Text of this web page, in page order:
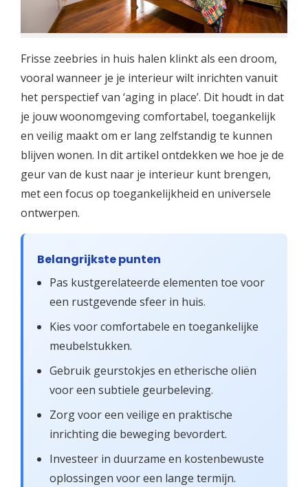
Frisse zeebries in huis halen klinkt als een droom,
vooral wanneer je je interieur wilt inrichten vanuit
het perspectief van ‘aging in place’. Dit houdt in dat
je jouw woonomgeving comfortabel, toegankelijk
en veilig maakt om er lang zelfstandig te kunnen
blijven wonen. In dit artikel ontdekken we hoe je de
geur van de kust naar je interieur kunt brengen,
met een focus op toegankelijkheid en universele
ontwerpen.
Belangrijkste punten
Pas kustgerelateerde elementen toe voor
een rustgevende sfeer in huis.
Kies voor comfortabele en toegankelijke
meubelstukken.
Gebruik geurstokjes en etherische oliën
voor een subtiele geurbeleving.
Zorg voor een veilige en praktische
inrichting die beweging bevordert.
Investeer in duurzame en kostenbewuste
oplossingen voor een lange termijn.